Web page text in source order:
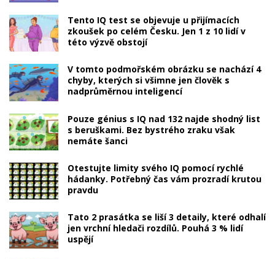
Tento IQ test se objevuje u přijímacích
zkoušek po celém Česku. Jen 1 z 10 lidí v
této výzvě obstojí
V tomto podmořském obrázku se nachází 4
chyby, kterých si všimne jen člověk s
nadprůměrnou inteligencí
Pouze génius s IQ nad 132 najde shodný list
s beruškami. Bez bystrého zraku však
nemáte šanci
Otestujte limity svého IQ pomocí rychlé
hádanky. Potřebný čas vám prozradí krutou
pravdu
Tato 2 prasátka se liší 3 detaily, které odhalí
jen vrchní hledači rozdílů. Pouhá 3 % lidí
uspějí